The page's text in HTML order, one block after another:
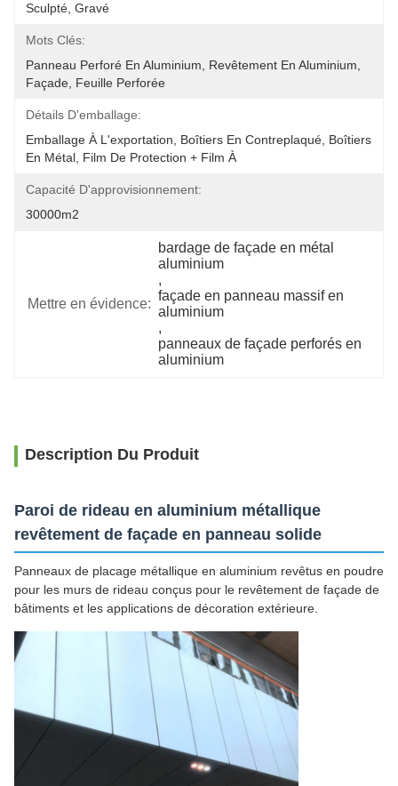
Sculpté, Gravé
Mots Clés:
Panneau Perforé En Aluminium, Revêtement En Aluminium,
Façade, Feuille Perforée
Détails D'emballage:
Emballage À L'exportation, Boîtiers En Contreplaqué, Boîtiers
En Métal, Film De Protection + Film À
Capacité D'approvisionnement:
30000m2
Mettre en évidence:
bardage de façade en métal
aluminium
,
façade en panneau massif en
aluminium
,
panneaux de façade perforés en
aluminium
Description Du Produit
Paroi de rideau en aluminium métallique
revêtement de façade en panneau solide
Panneaux de placage métallique en aluminium revêtus en poudre
pour les murs de rideau conçus pour le revêtement de façade de
bâtiments et les applications de décoration extérieure.